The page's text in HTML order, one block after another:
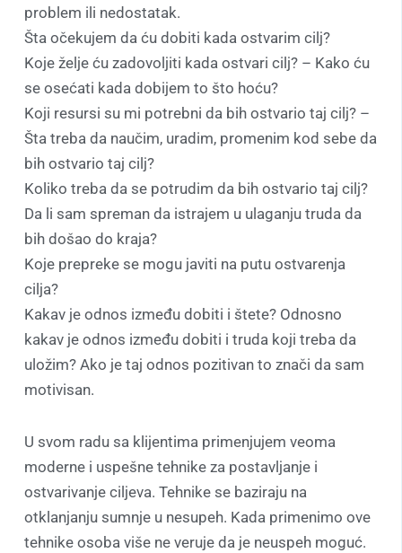
problem ili nedostatak.
Šta očekujem da ću dobiti kada ostvarim cilj?
Koje želje ću zadovoljiti kada ostvari cilj? – Kako ću
se osećati kada dobijem to što hoću?
Koji resursi su mi potrebni da bih ostvario taj cilj? –
Šta treba da naučim, uradim, promenim kod sebe da
bih ostvario taj cilj?
Koliko treba da se potrudim da bih ostvario taj cilj?
Da li sam spreman da istrajem u ulaganju truda da
bih došao do kraja?
Koje prepreke se mogu javiti na putu ostvarenja
cilja?
Kakav je odnos između dobiti i štete? Odnosno
kakav je odnos između dobiti i truda koji treba da
uložim? Ako je taj odnos pozitivan to znači da sam
motivisan.
U svom radu sa klijentima primenjujem veoma
moderne i uspešne tehnike za postavljanje i
ostvarivanje ciljeva. Tehnike se baziraju na
otklanjanju sumnje u nesupeh. Kada primenimo ove
tehnike osoba više ne veruje da je neuspeh moguć.